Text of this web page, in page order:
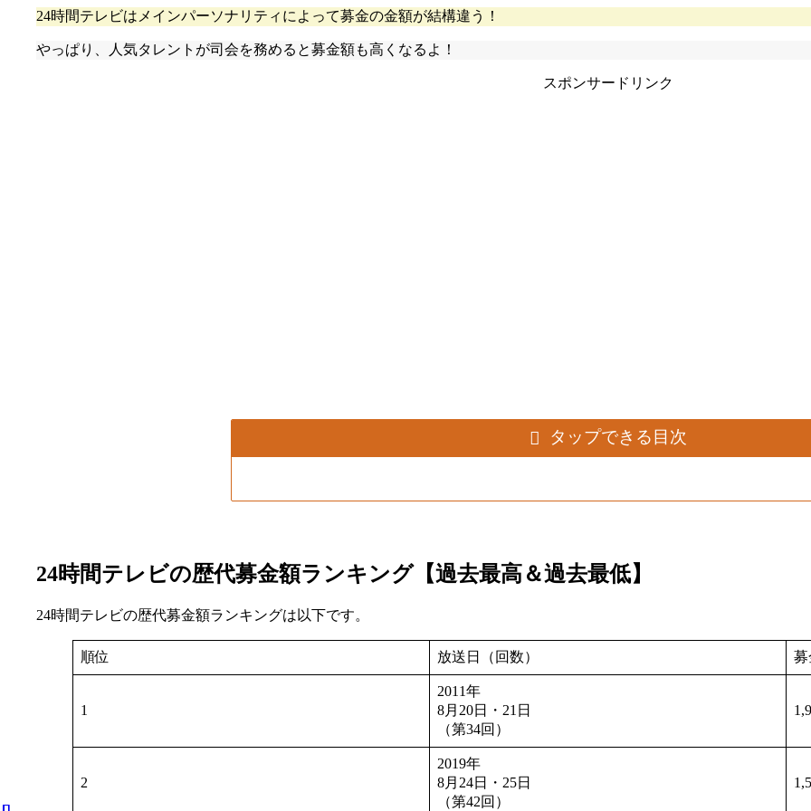
24時間テレビはメインパーソナリティによって募金の金額が結構違う！
やっぱり、人気タレントが司会を務めると募金額も高くなるよ！
スポンサードリンク
タップできる目次
24時間テレビの歴代募金額ランキング【過去最高＆過去最低】
24時間テレビの歴代募金額ランキングは以下です。
順位 放送日（回数） 募
1
2011年
8月20日・21日
（第34回）
2
2019年
8月24日・25日
（第42回）